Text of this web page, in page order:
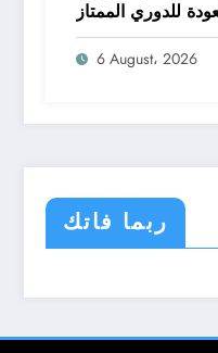
للدوري الممتاز
6 August، 2026
ربما فاتك